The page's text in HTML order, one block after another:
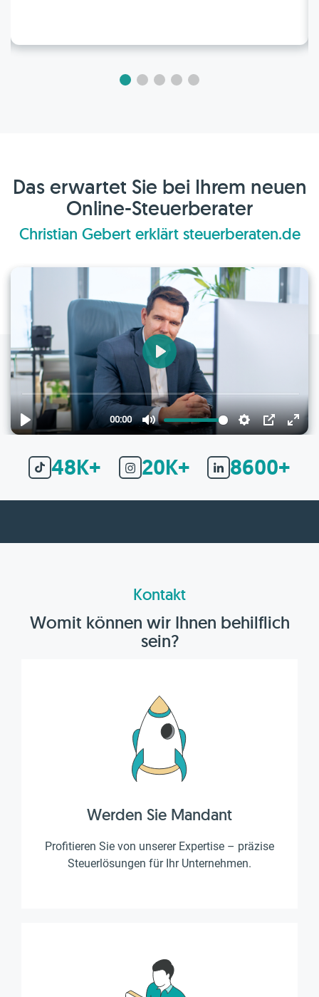
Das erwartet Sie bei Ihrem neuen
Online-Steuerberater
Christian Gebert erklärt steuerberaten.de
48K+ 20K+ 8600+
Kontakt
Womit können wir Ihnen behilflich
sein?
Werden Sie Mandant
Profitieren Sie von unserer Expertise – präzise
Steuerlösungen für Ihr Unternehmen.